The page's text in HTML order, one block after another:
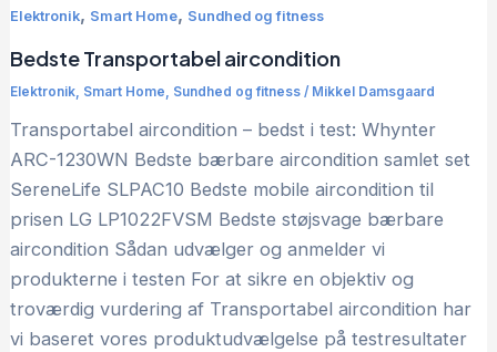
Elektronik, Smart Home, Sundhed og fitness
Bedste Transportabel aircondition
Elektronik, Smart Home, Sundhed og fitness/ Mikkel Damsgaard
Transportabel aircondition – bedst i test: Whynter
ARC-1230WN Bedste bærbare aircondition samlet set
SereneLife SLPAC10 Bedste mobile aircondition til
prisen LG LP1022FVSM Bedste støjsvage bærbare
aircondition Sådan udvælger og anmelder vi
produkterne i testen For at sikre en objektiv og
troværdig vurdering af Transportabel aircondition har
vi baseret vores produktudvælgelse på testresultater